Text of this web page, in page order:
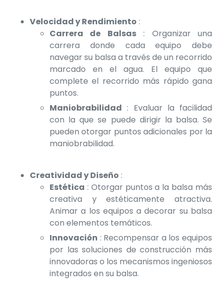
Velocidad y Rendimiento :
Carrera de Balsas: Organizar una
carrera donde cada equipo debe
navegar su balsa a través de un recorrido
marcado en el agua. El equipo que
complete el recorrido más rápido gana
puntos.
Maniobrabilidad : Evaluar la facilidad
con la que se puede dirigir la balsa. Se
pueden otorgar puntos adicionales por la
maniobrabilidad.
Creatividad y Diseño :
Estética : Otorgar puntos a la balsa más
creativa y estéticamente atractiva.
Animar a los equipos a decorar su balsa
con elementos temáticos.
Innovación : Recompensar a los equipos
por las soluciones de construcción más
innovadoras o los mecanismos ingeniosos
integrados en su balsa.